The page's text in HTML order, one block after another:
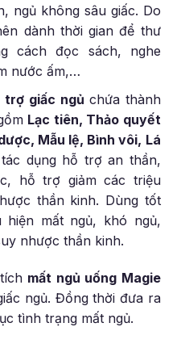
ngủ không sâu giấc. Do
dành thời gian để thư
cách đọc sách, nghe
nước ấm,…
trợ giấc ngủ chứa thành
Lạc tiên, Thảo quyết
Mẫu lệ, Bình vôi, Lá
dụng hỗ trợ an thần,
hỗ trợ giảm các triệu
thần kinh. Dùng tốt
mất ngủ, khó ngủ,
nhược thần kinh.
mất ngủ uống Magie
ngủ. Đồng thời đưa ra
tình trạng mất ngủ.